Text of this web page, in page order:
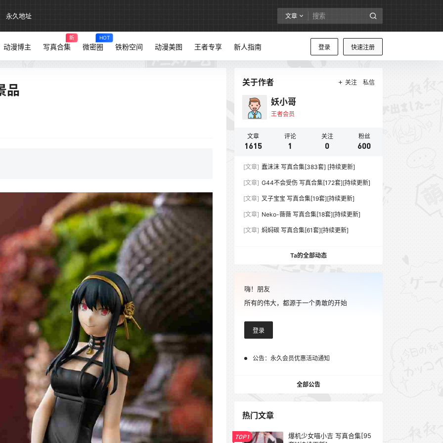
永久地址 文章
登录 快速注册
动漫博主 写真合集
新
微密圈
HOT
铁粉空间 动漫美图 王者专享 新人指南
品
关于作者 关注 私信
妖小哥
王者会员
文章
1615
评论
1
关注
0
粉丝
600
[文章] 蠢沫沫 写真合集[383套] [持续更新]
[文章] G44不会受伤 写真合集[172套][持续更新]
[文章] 叉子宝宝 写真合集[19套][持续更新]
[文章] Neko-薇薇 写真合集[18套][持续更新]
[文章] 焖焖碳 写真合集[61套][持续更新]
Ta的全部动态
嗨！朋友
所有的伟大，都源于一个勇敢的开始
登录
公告： 永久会员优惠活动通知
全部公告
热门文章
TOP1
爆机少女喵小吉 写真合集[95